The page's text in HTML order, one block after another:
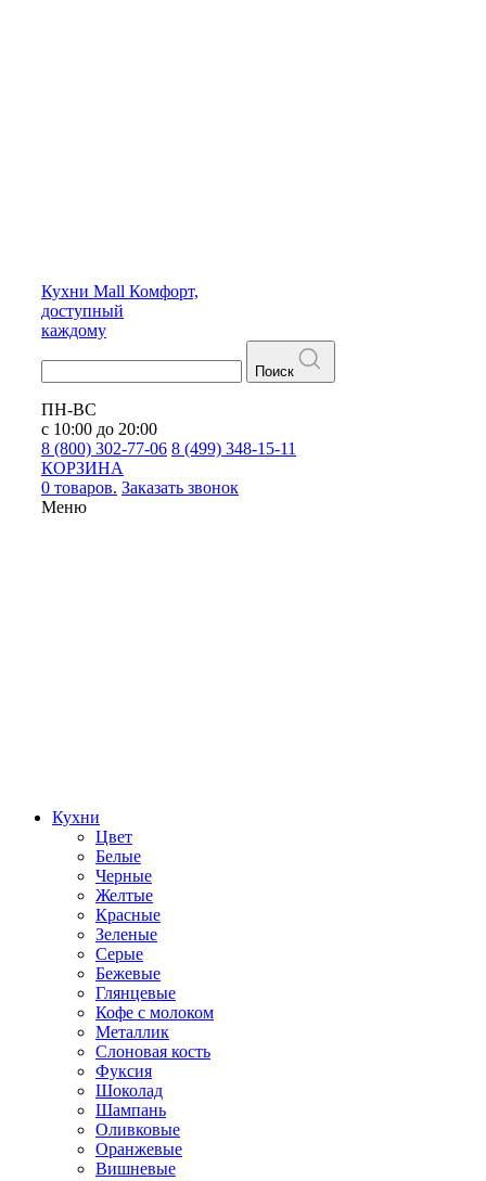
Кухни Mall Комфорт,
доступный
каждому
Поиск
ПН-ВС
с 10:00 до 20:00
8 (800) 302-77-06 8 (499) 348-15-11
КОРЗИНА
0 товаров. Заказать звонок
Меню
Кухни
Цвет
Белые
Черные
Желтые
Красные
Зеленые
Серые
Бежевые
Глянцевые
Кофе с молоком
Металлик
Слоновая кость
Фуксия
Шоколад
Шампань
Оливковые
Оранжевые
Вишневые